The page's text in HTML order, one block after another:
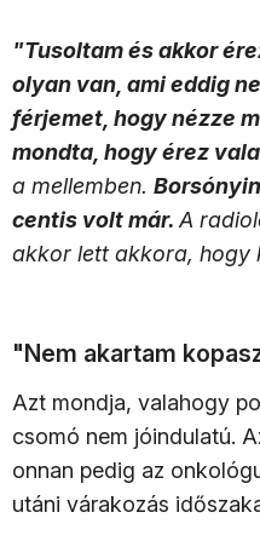
"Tusoltam és akkor
olyan van, ami eddig
férjemet, hogy nézze
mondta, hogy érez
a mellemben.
centis volt már. A
akkor lett akkora, hogy
"Nem akartam
Azt mondja, valahogy
csomó nem jóindulatú.
onnan pedig az
utáni várakozás